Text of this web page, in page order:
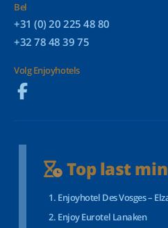
Bel
+31 (0) 20 225 48 80
+32 78 48 39 75
Volg Enjoyhotels
Top last
Enjoyhotel Des Vosges –
Enjoy Eurotel Lanaken